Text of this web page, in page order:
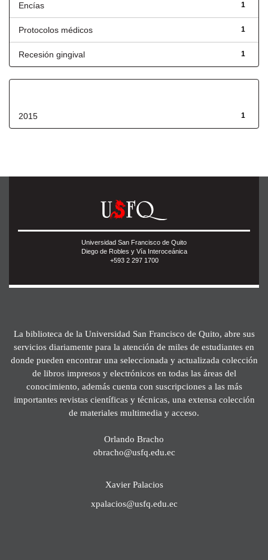
1
Encías
1
Protocolos médicos
1
Recesión gingival
1
2015
Universidad San Francisco de Quito
Diego de Robles y Vía Interoceánica
+593 2 297 1700
La biblioteca de la Universidad San Francisco de Quito, abre sus
servicios diariamente para la atención de miles de estudiantes en
donde pueden encontrar una seleccionada y actualizada colección
de libros impresos y electrónicos en todas las áreas del
conocimiento, además cuenta con suscripciones a las más
importantes revistas científicas y técnicas, una extensa colección
de materiales multimedia y acceso.
Orlando Bracho
obracho@usfq.edu.ec
Xavier Palacios
xpalacios@usfq.edu.ec